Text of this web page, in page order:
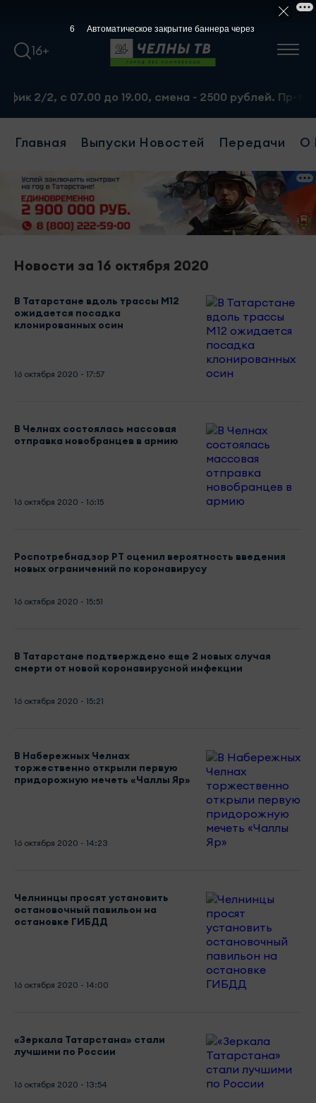
16+
2/2, с 07.00 до 19.00, смена - 2500 рублей. Пр-т
Главная Выпуски Новостей Передачи О
Новости за 16 октября 2020
В Татарстане вдоль трассы М12
ожидается посадка
клонированных осин
16 октября 2020 - 17:57
В Челнах состоялась массовая
отправка новобранцев в армию
16 октября 2020 - 16:15
Роспотребнадзор РТ оценил вероятность введения
новых ограничений по коронавирусу
16 октября 2020 - 15:51
В Татарстане подтверждено еще 2 новых случая
смерти от новой коронавирусной инфекции
16 октября 2020 - 15:21
В Набережных Челнах
торжественно открыли первую
придорожную мечеть «Чаллы Яр»
16 октября 2020 - 14:23
Челнинцы просят установить
остановочный павильон на
остановке ГИБДД
16 октября 2020 - 14:00
«Зеркала Татарстана» стали
лучшими по России
16 октября 2020 - 13:54
5 Автоматическое закрытие баннера через